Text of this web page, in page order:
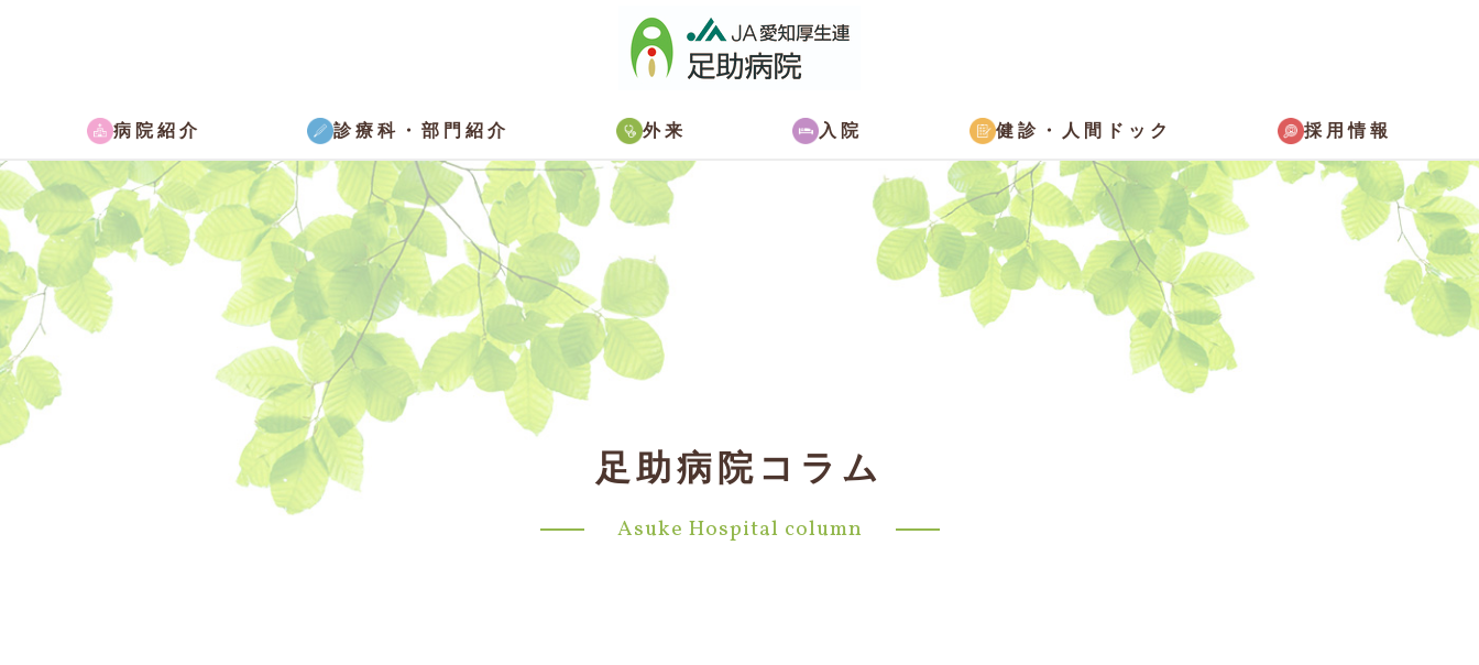
病院紹介 診療科・部門紹介 外来 入院 健診・ 人間ドック 採用情報
足助病院コラム
Asuke Hospital column